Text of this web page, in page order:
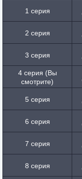
1 серия
2 серия
3 серия
4 серия (Вы
смотрите)
5 серия
6 серия
7 серия
8 серия